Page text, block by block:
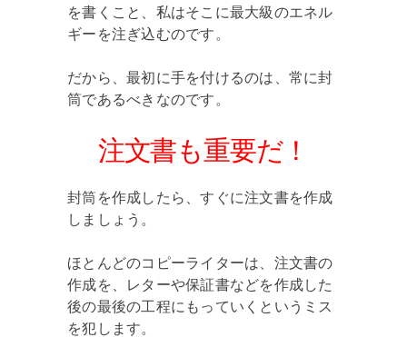
を書くこと、私はそこに最大級のエネル
ギーを注ぎ込むのです。
だから、最初に手を付けるのは、常に封
筒であるべきなのです。
注文書も重要だ！
封筒を作成したら、すぐに注文書を作成
しましょう。
ほとんどのコピーライターは、注文書の
作成を、レターや保証書などを作成した
後の最後の工程にもっていくというミス
を犯します。